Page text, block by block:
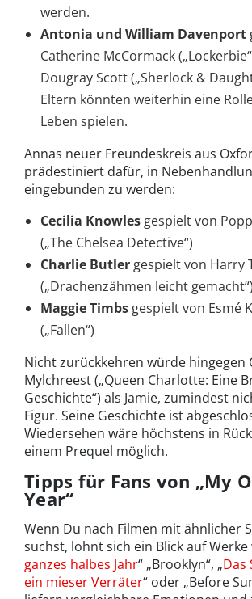
werden.
Antonia und William Davenport
Catherine McCormack
Dougray Scott („Sherlock &
Eltern könnten weiterhin eine
Leben spielen.
Annas neuer Freundeskreis aus
prädestiniert dafür, in
eingebunden zu werden:
Cecilia Knowles gespielt von
(„The Chelsea Detective“)
Charlie Butler gespielt von Harry
(„Drachenzähmen leicht gemacht“)
Maggie Timbs gespielt von Esmé
(„Fallen“)
Nicht zurückkehren würde hingegen
Mylchreest („Queen Charlotte: Eine
Geschichte“) als Jamie, zumindest
Figur. Seine Geschichte ist
Wiedersehen wäre höchstens in
einem Prequel möglich.
Tipps für Fans von „My
Year“
Wenn Du nach Filmen mit ähnlicher
suchst, lohnt sich ein Blick auf Werke
ganzes halbes Jahr“ „Brooklyn“, „Das
ein mieser Verräter“ oder „Before